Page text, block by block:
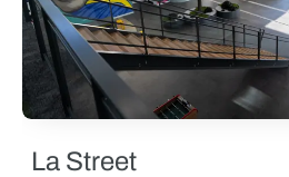
La Street